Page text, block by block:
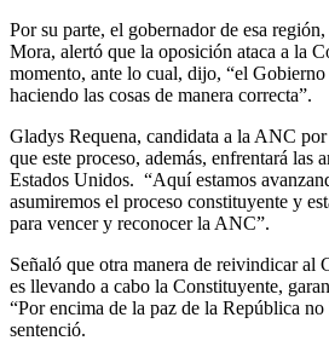
Por su parte, el gobernador de esa
Mora, alertó que la oposición ataca a la
momento, ante lo cual, dijo, “el
haciendo las cosas de manera correcta”.
Gladys Requena, candidata a la ANC
que este proceso, además, enfrentará las
Estados Unidos. “Aquí estamos
asumiremos el proceso constituyente y
para vencer y reconocer la ANC”.
Señaló que otra manera de reivindicar al
es llevando a cabo la Constituyente,
“Por encima de la paz de la República
sentenció.